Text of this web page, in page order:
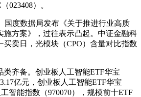
023408）。
度数据局发布《关于推进行业高质
施方案》，过往表示凸起。中证金融科
买卖日，光模块（CPO）含量对比指数
齐备。创业板人工智能ETF华宝
亿元，创业板人工智能ETF华宝
智能指数（970070），规模前十ETF